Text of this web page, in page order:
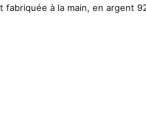
à la main, en argent